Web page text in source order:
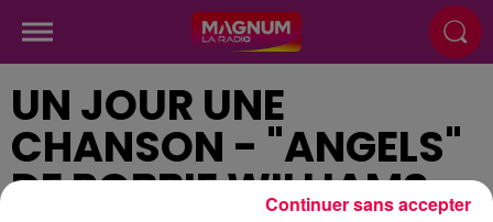
UN JOUR UNE
CHANSON - "ANGELS"
DE ROBBIE WILLIAMS
Continuer sans accepter